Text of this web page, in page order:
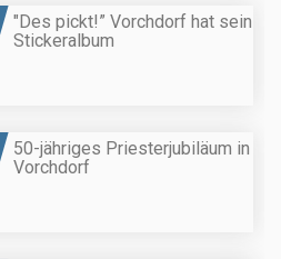
"Des pickt!” Vorchdorf hat sein
Stickeralbum
50-jähriges Priesterjubiläum in
Vorchdorf